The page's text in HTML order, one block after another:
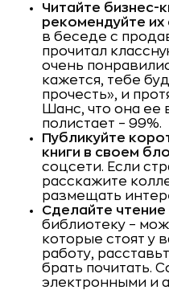
Читайте бизнес-
рекомендуйте их
в беседе с
прочитал
очень
кажется, тебе
прочесть», и
Шанс, что она ее
полистает – 99%.
Публикуйте
книги в своем
соцсети. Если
расскажите
размещать
Сделайте
библиотеку –
которые стоят у
работу,
брать почитать.
электронными и